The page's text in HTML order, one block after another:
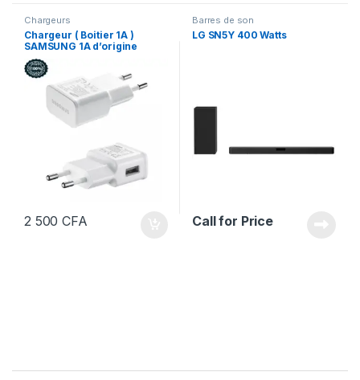
Chargeurs
Chargeur ( Boitier 1A )
SAMSUNG 1A d’origine
2 500CFA
Barres de son
LG SN5Y 400 Watts
Call for Price